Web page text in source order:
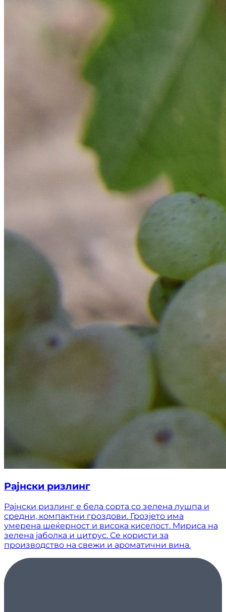
Рајнски ризлинг
Рајнски ризлинг е бела сорта со зелена лушпа и
средни, компактни гроздови. Грозјето има
умерена шеќерност и висока киселост. Мириса на
зелена јаболка и цитрус. Се користи за
производство на свежи и ароматични вина.